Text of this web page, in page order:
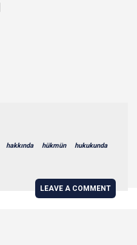
hakkında hükmün hukukunda
LEAVE A COMMENT